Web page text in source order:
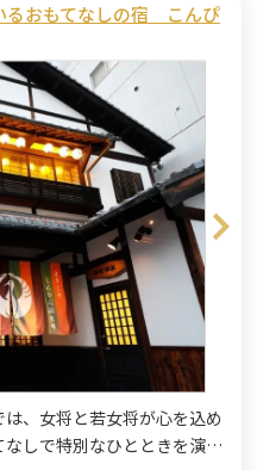
おもてなしの宿 こんぴ
、女将と若女将が心を込め
しで特別なひとときを演出